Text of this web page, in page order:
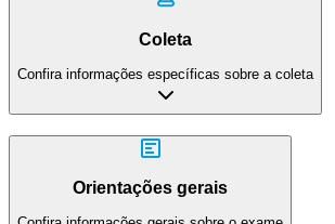
Coleta
Confira informações específicas sobre a coleta
Orientações gerais